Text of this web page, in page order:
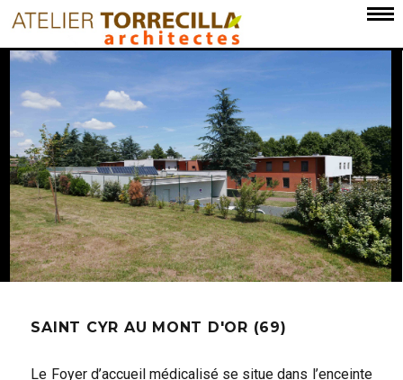
SAINT CYR AU MONT D'OR (69)
Le Foyer d’accueil médicalisé se situe dans l’enceinte